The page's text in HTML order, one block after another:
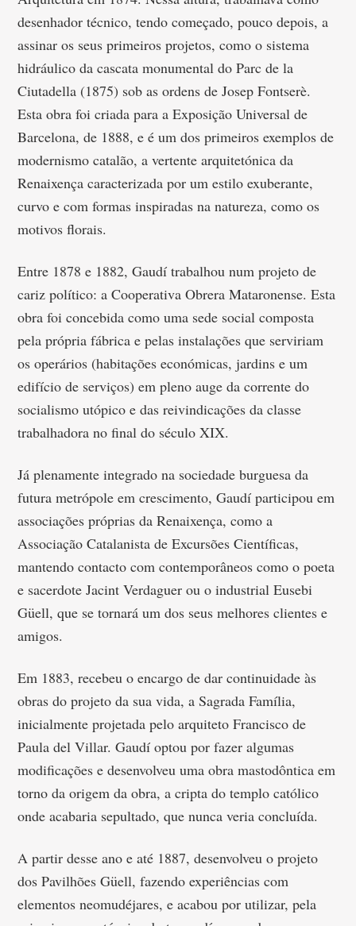
desenhador técnico, tendo começado, pouco depois, a
assinar os seus primeiros projetos, como o sistema
hidráulico da cascata monumental do Parc de la
Ciutadella (1875) sob as ordens de Josep Fontserè.
Esta obra foi criada para a Exposição Universal de
Barcelona, de 1888, e é um dos primeiros exemplos de
modernismo catalão, a vertente arquitetónica da
Renaixença caracterizada por um estilo exuberante,
curvo e com formas inspiradas na natureza, como os
motivos florais.
Entre 1878 e 1882, Gaudí trabalhou num projeto de
cariz político: a Cooperativa Obrera Mataronense. Esta
obra foi concebida como uma sede social composta
pela própria fábrica e pelas instalações que serviriam
os operários (habitações económicas, jardins e um
edifício de serviços) em pleno auge da corrente do
socialismo utópico e das reivindicações da classe
trabalhadora no final do século XIX.
Já plenamente integrado na sociedade burguesa da
futura metrópole em crescimento, Gaudí participou em
associações próprias da Renaixença, como a
Associação Catalanista de Excursões Científicas,
mantendo contacto com contemporâneos como o poeta
e sacerdote Jacint Verdaguer ou o industrial Eusebi
Güell, que se tornará um dos seus melhores clientes e
amigos.
Em 1883, recebeu o encargo de dar continuidade às
obras do projeto da sua vida, a Sagrada Família,
inicialmente projetada pelo arquiteto Francisco de
Paula del Villar. Gaudí optou por fazer algumas
modificações e desenvolveu uma obra mastodôntica em
torno da origem da obra, a cripta do templo católico
onde acabaria sepultado, que nunca veria concluída.
A partir desse ano e até 1887, desenvolveu o projeto
dos Pavilhões Güell, fazendo experiências com
elementos neomudéjares, e acabou por utilizar, pela